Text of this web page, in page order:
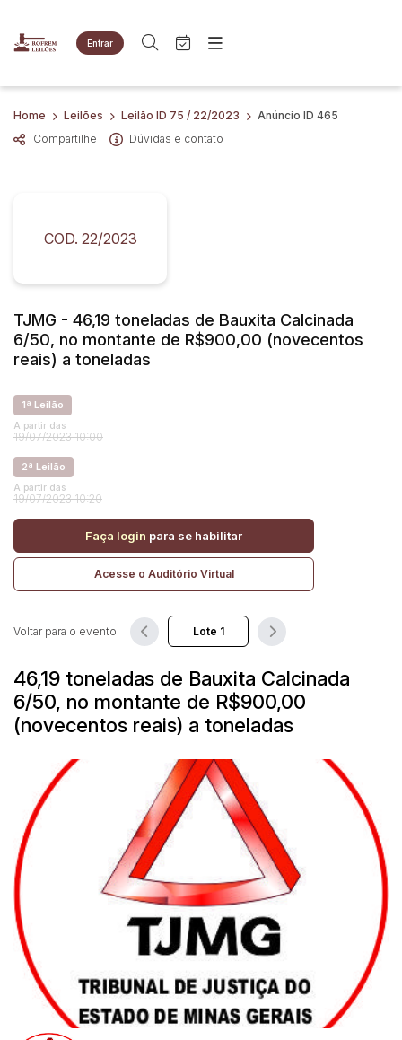
Entrar
Criar conta Entrar
Site
Agenda
Quem Somos
Imóveis
Terreno
Veículos
Caminhões
Carros
Busca por palavra-chave
Bairro
Judiciais Extrajudiciais
Faixa de valor
R$
Quem Somos
Home Leilões Leilão ID 75 / 22/2023
Anúncio ID 465
Compartilhe
Dúvidas e contato
COD. 22/2023
TJMG - 46,19 toneladas de Bauxita Calcinada
6/50, no montante de R$900,00 (novecentos
reais) a toneladas
1ª Leilão
A partir das
19/07/2023 10:00
2ª Leilão
A partir das
19/07/2023 10:20
Faça login para se habilitar
Acesse o Auditório Virtual
46,19 toneladas de Bauxita Calcinada
6/50, no montante de R$900,00
(novecentos reais) a toneladas
Voltar para o evento